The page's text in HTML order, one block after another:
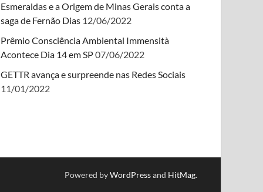
Esmeraldas e a Origem de Minas Gerais conta a
saga de Fernão Dias 12/06/2022
Prêmio Consciência Ambiental Immensità
Acontece Dia 14 em SP07/06/2022
GETTR avança e surpreende nas Redes Sociais
11/01/2022
Powered byWordPressand HitMag.